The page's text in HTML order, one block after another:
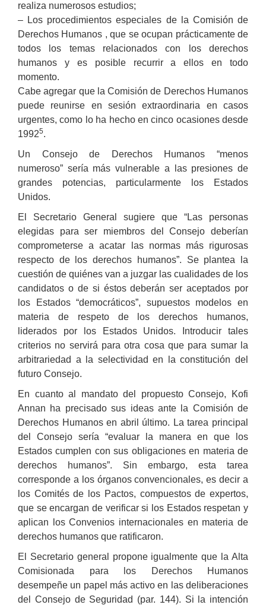
realiza numerosos estudios;
– Los procedimientos especiales de la Comisión de
Derechos Humanos , que se ocupan prácticamente de
todos los temas relacionados con los derechos
humanos y es posible recurrir a ellos en todo
momento.
Cabe agregar que la Comisión de Derechos Humanos
puede reunirse en sesión extraordinaria en casos
urgentes, como lo ha hecho en cinco ocasiones desde
19925.
Un Consejo de Derechos Humanos “menos
numeroso” sería más vulnerable a las presiones de
grandes potencias, particularmente los Estados
Unidos.
El Secretario General sugiere que “Las personas
elegidas para ser miembros del Consejo deberían
comprometerse a acatar las normas más rigurosas
respecto de los derechos humanos”. Se plantea la
cuestión de quiénes van a juzgar las cualidades de los
candidatos o de si éstos deberán ser aceptados por
los Estados “democráticos”, supuestos modelos en
materia de respeto de los derechos humanos,
liderados por los Estados Unidos. Introducir tales
criterios no servirá para otra cosa que para sumar la
arbitrariedad a la selectividad en la constitución del
futuro Consejo.
En cuanto al mandato del propuesto Consejo, Kofi
Annan ha precisado sus ideas ante la Comisión de
Derechos Humanos en abril último. La tarea principal
del Consejo sería “evaluar la manera en que los
Estados cumplen con sus obligaciones en materia de
derechos humanos”. Sin embargo, esta tarea
corresponde a los órganos convencionales, es decir a
los Comités de los Pactos, compuestos de expertos,
que se encargan de verificar si los Estados respetan y
aplican los Convenios internacionales en materia de
derechos humanos que ratificaron.
El Secretario general propone igualmente que la Alta
Comisionada para los Derechos Humanos
desempeñe un papel más activo en las deliberaciones
del Consejo de Seguridad (par. 144). Si la intención